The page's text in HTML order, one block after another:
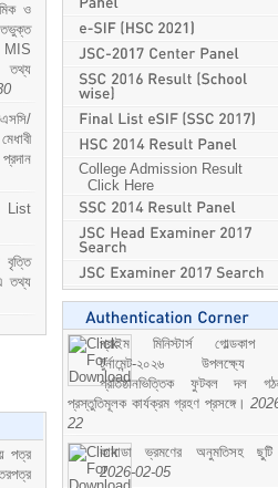
ও
MIS
তথ্য
List
বৃত্তি
তথ্য
পত্র
College Admission Result
Click Here
প্রাইম মিনিস্টার্স গোল্ডকাপ
টুর্নামেন্ট-২০২৬ উপলক্ষ্যে
প্রতিষ্ঠানভিত্তিক ফুটবল দল
প্রস্তুতিমূলক কার্যক্রম গ্রহণ প্রসঙ্গে।
22
কানাডা ভ্রমণের অনুমতিসহ ছুটি
2026-02-05